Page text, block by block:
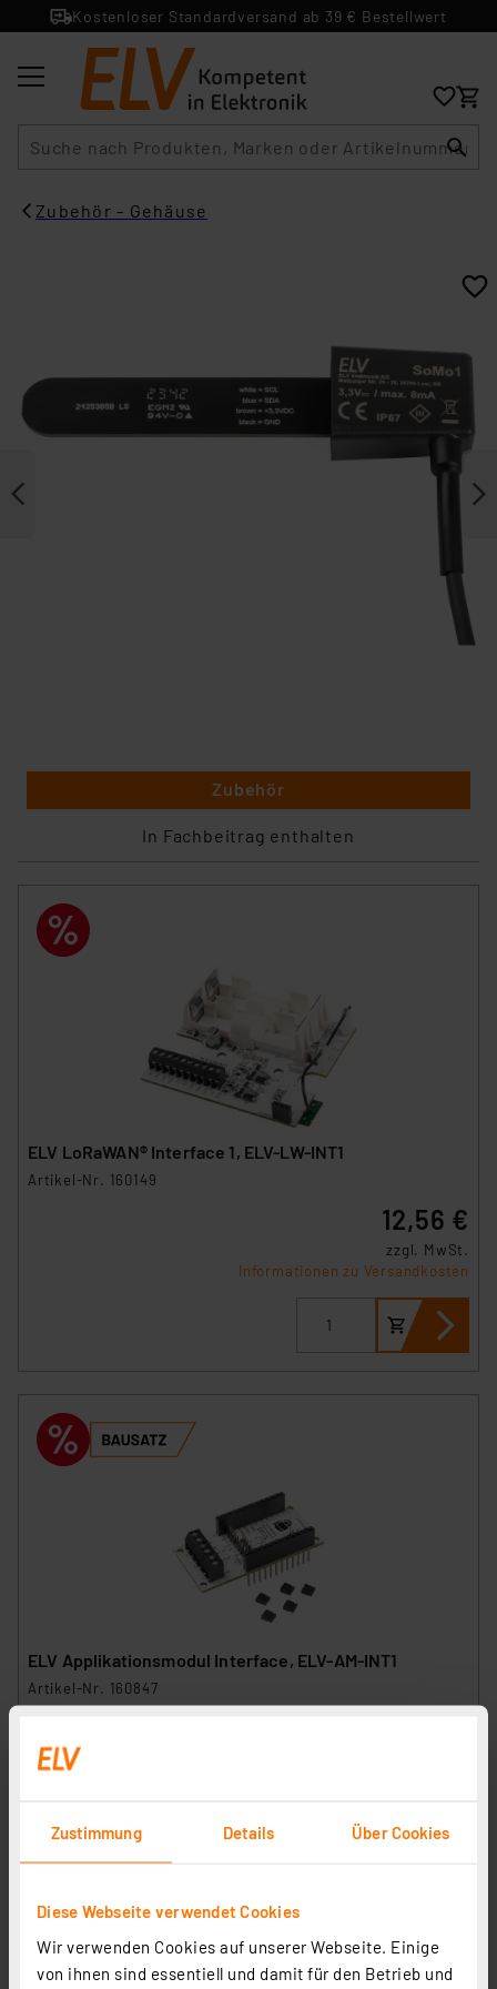
Zustimmung Details Über Cookies
Diese Webseite verwendet Cookies
Wir verwenden Cookies auf unserer Webseite. Einige
von ihnen sind essentiell und damit für den Betrieb und
Kostenloser Standardversand ab 39 € Bestellwert
Zubehör - Gehäuse
Zubehör
In Fachbeitrag enthalten
ELV LoRaWAN® Interface 1, ELV-LW-INT1
Artikel-Nr. 160149
12,56 €
zzgl. MwSt.
Informationen zu Versandkosten
ELV Applikationsmodul Interface, ELV-AM-INT1
Artikel-Nr. 160847